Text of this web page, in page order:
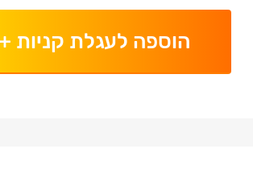
הוספה לעגלת קניות +